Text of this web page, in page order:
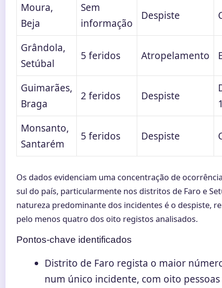
Moura,
Beja
Sem
informação
Despiste
Grândola,
Setúbal
5 feridos Atropelamento
Guimarães,
Braga
2 feridos Despiste
Monsanto,
Santarém
5 feridos Despiste
Os dados evidenciam uma concentração de
sul do país, particularmente nos distritos de Faro e
natureza predominante dos incidentes é o despiste,
pelo menos quatro dos oito registos analisados.
Pontos-chave identificados
Distrito de Faro regista o maior
num único incidente, com oito